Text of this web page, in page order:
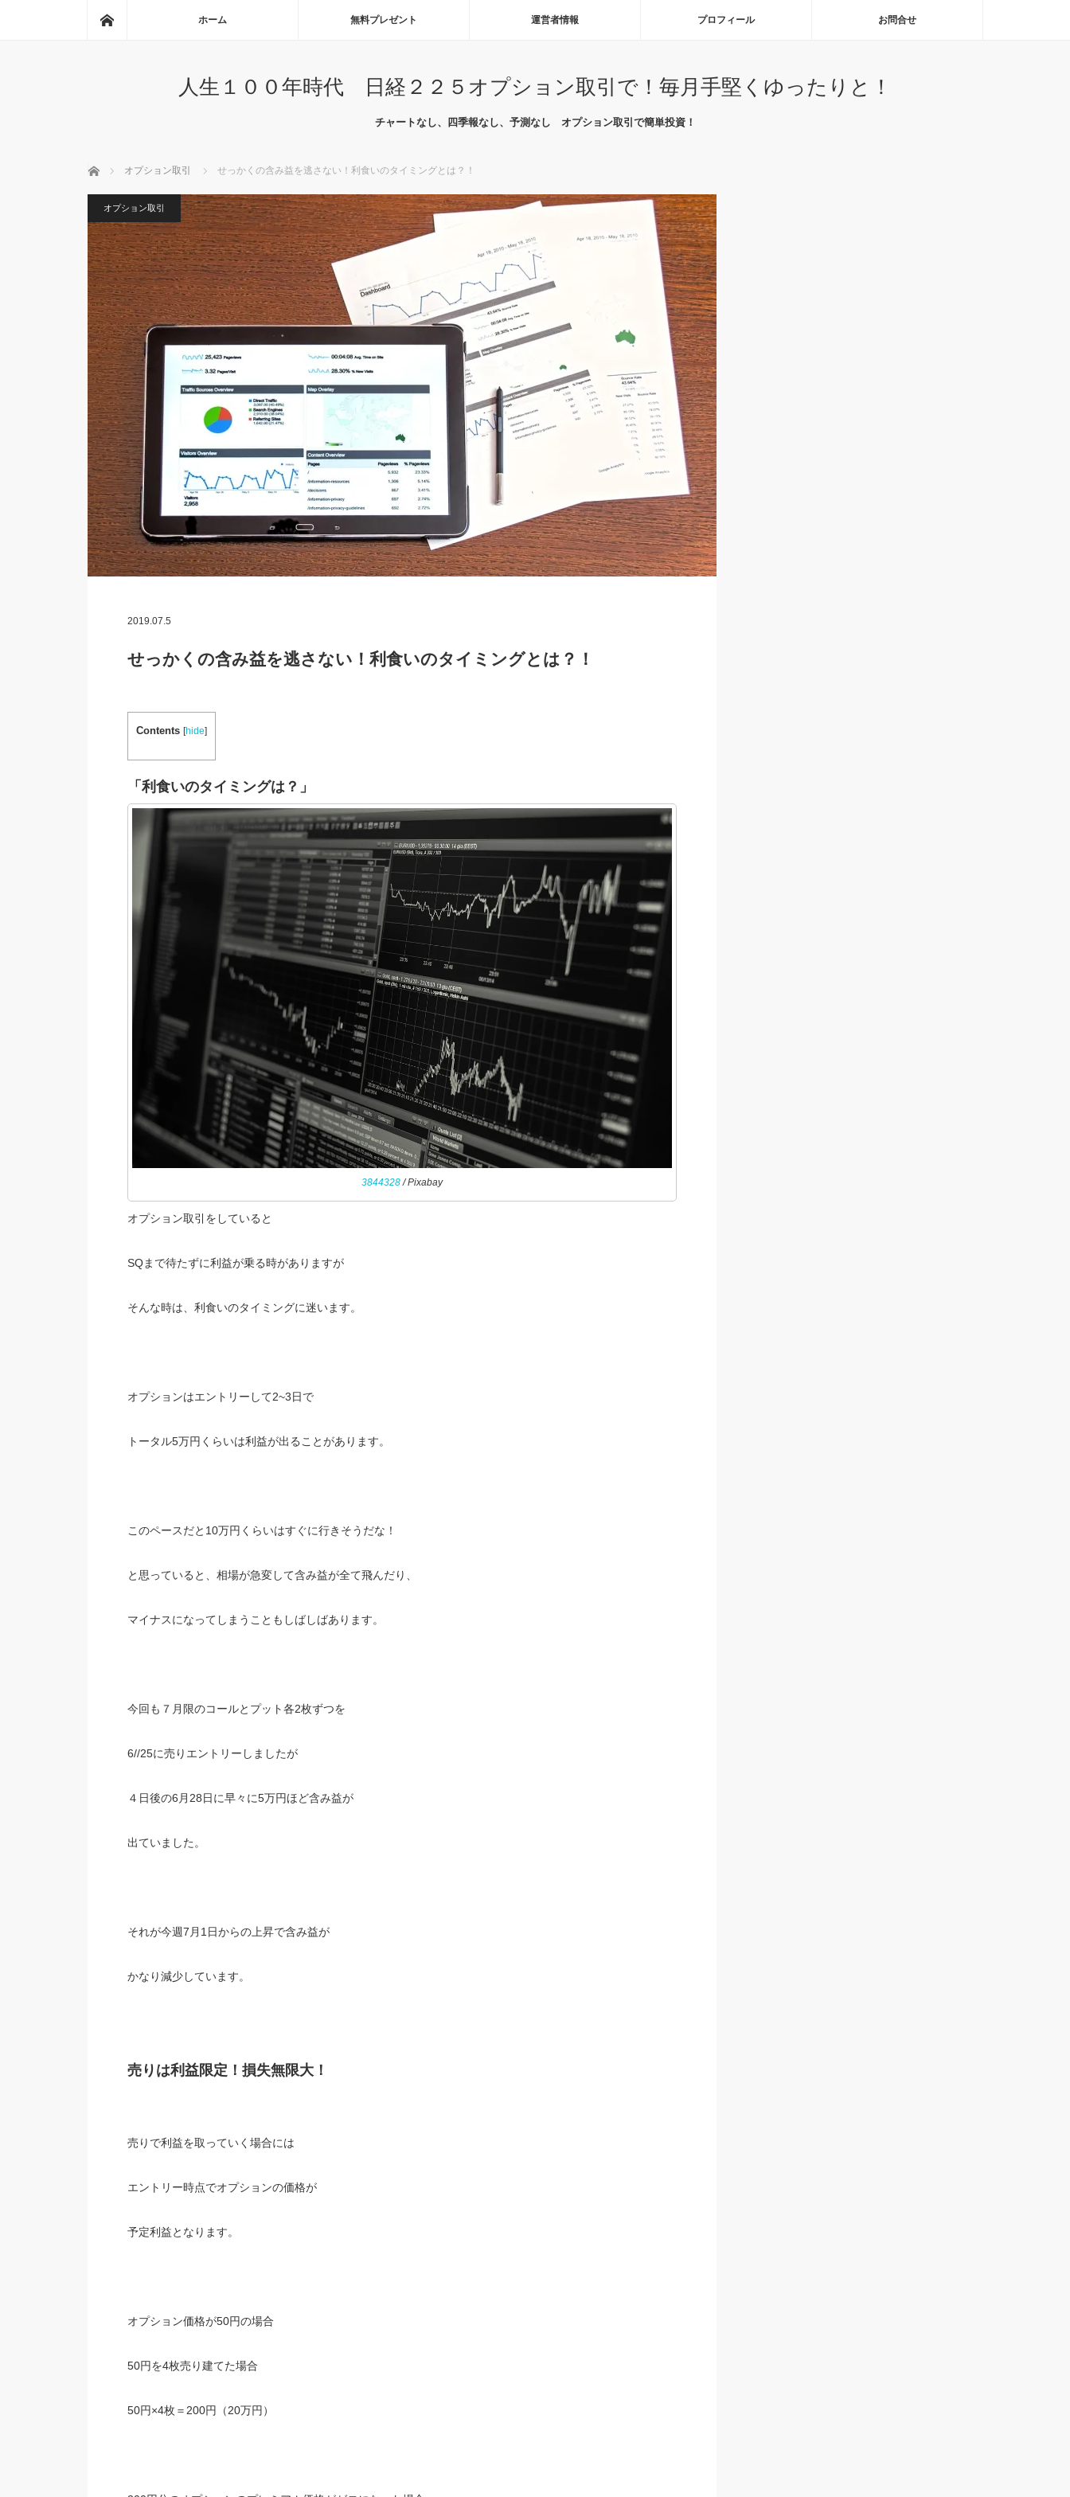
ホーム 無料プレゼント 運営者情報 プロフィール お問合せ
人生１００年時代 日経２２５オプション取引で！毎月手堅くゆったりと！
チャートなし、四季報なし、予測なし オプション取引で簡単投資！
ホーム オプション取引 せっかくの含み益を逃さない！利食いのタイミングとは？！
オプション取引
2019.07.5
せっかくの含み益を逃さない！利食いのタイミングとは？！
Contents [hide]
「利食いのタイミングは？」
3844328/ Pixabay
オプション取引をしていると
SQまで待たずに利益が乗る時がありますが
そんな時は、利食いのタイミングに迷います。
オプションはエントリーして2~3日で
トータル5万円くらいは利益が出ることがあります。
このペースだと10万円くらいはすぐに行きそうだな！
と思っていると、相場が急変して含み益が全て飛んだり、
マイナスになってしまうこともしばしばあります。
今回も７月限のコールとプット各2枚ずつを
6//25に売りエントリーしましたが
４日後の6月28日に早々に5万円ほど含み益が
出ていました。
それが今週7月1日からの上昇で含み益が
かなり減少しています。
売りは利益限定！損失無限大！
売りで利益を取っていく場合には
エントリー時点でオプションの価格が
予定利益となります。
オプション価格が50円の場合
50円を4枚売り建てた場合
50円×4枚＝200円（20万円）